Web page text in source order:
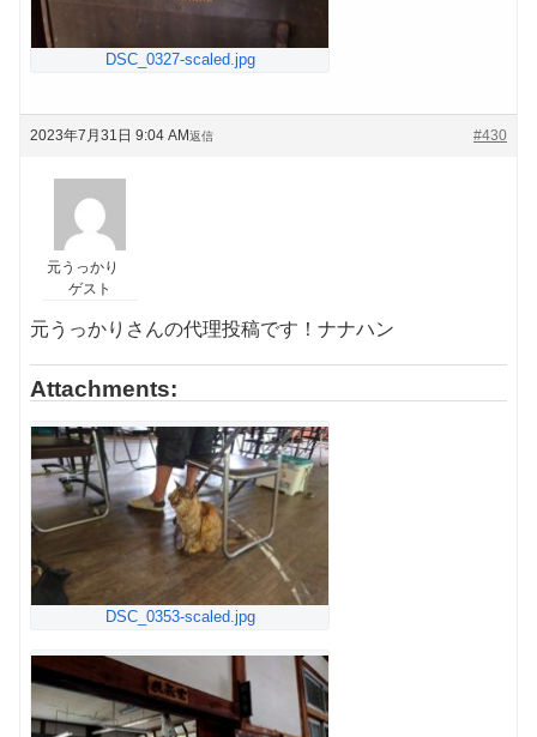
DSC_0327-scaled.jpg
2023年7月31日 9:04 AM #430
返信
元うっかり
ゲスト
元うっかりさんの代理投稿です！ナナハン
Attachments:
DSC_0353-scaled.jpg